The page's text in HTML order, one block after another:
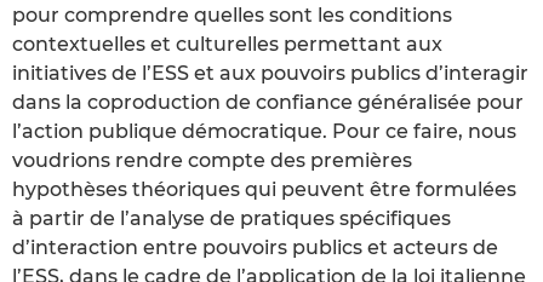
pour comprendre quelles sont les conditions
contextuelles et culturelles permettant aux
initiatives de l’ESS et aux pouvoirs publics d’interagir
dans la coproduction de confiance généralisée pour
l’action publique démocratique. Pour ce faire, nous
voudrions rendre compte des premières
hypothèses théoriques qui peuvent être formulées
à partir de l’analyse de pratiques spécifiques
d’interaction entre pouvoirs publics et acteurs de
l’ESS, dans le cadre de l’application de la loi italienne